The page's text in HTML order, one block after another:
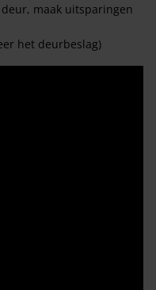
maak uitsparingen
het deurbeslag)